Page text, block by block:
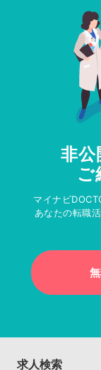
非公
ご
マイナビ
あなたの転職
求人検索